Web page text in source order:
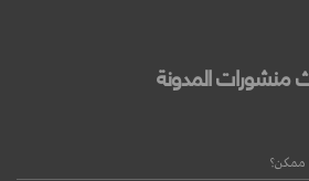
منشورات المدونة
ممكن؟